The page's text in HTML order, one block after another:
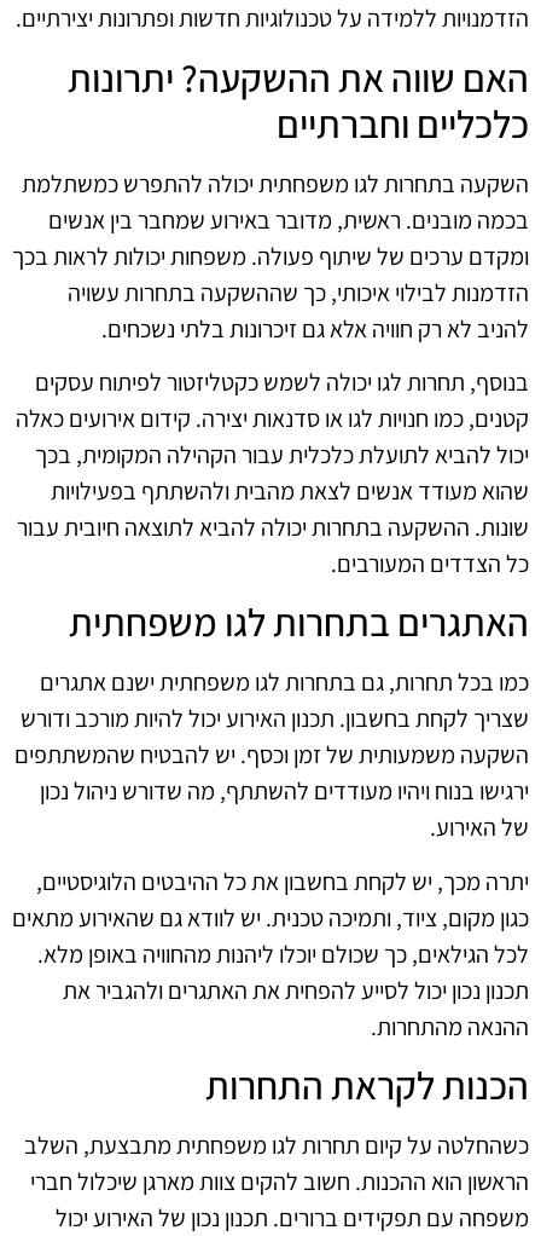
הזדמנויות ללמידה על טכנולוגיות חדשות ופתרונות יצירתיים.
האם שווה את ההשקעה? יתרונות
כלכליים וחברתיים
השקעה בתחרות לגו משפחתית יכולה להתפרש כמשתלמת
בכמה מובנים. ראשית, מדובר באירוע שמחבר בין אנשים
ומקדם ערכים של שיתוף פעולה. משפחות יכולות לראות בכך
הזדמנות לבילוי איכותי, כך שההשקעה בתחרות עשויה
להניב לא רק חוויה אלא גם זיכרונות בלתי נשכחים.
בנוסף, תחרות לגו יכולה לשמש כקטליזטור לפיתוח עסקים
קטנים, כמו חנויות לגו או סדנאות יצירה. קידום אירועים כאלה
יכול להביא לתועלת כלכלית עבור הקהילה המקומית, בכך
שהוא מעודד אנשים לצאת מהבית ולהשתתף בפעילויות
שונות. ההשקעה בתחרות יכולה להביא לתוצאה חיובית עבור
כל הצדדים המעורבים.
האתגרים בתחרות לגו משפחתית
כמו בכל תחרות, גם בתחרות לגו משפחתית ישנם אתגרים
שצריך לקחת בחשבון. תכנון האירוע יכול להיות מורכב ודורש
השקעה משמעותית של זמן וכסף. יש להבטיח שהמשתתפים
ירגישו בנוח ויהיו מעודדים להשתתף, מה שדורש ניהול נכון
של האירוע.
יתרה מכך, יש לקחת בחשבון את כל ההיבטים הלוגיסטיים,
כגון מקום, ציוד, ותמיכה טכנית. יש לוודא גם שהאירוע מתאים
לכל הגילאים, כך שכולם יוכלו ליהנות מהחוויה באופן מלא.
תכנון נכון יכול לסייע להפחית את האתגרים ולהגביר את
ההנאה מהתחרות.
הכנות לקראת התחרות
כשהחלטה על קיום תחרות לגו משפחתית מתבצעת, השלב
הראשון הוא ההכנות. חשוב להקים צוות מארגן שיכלול חברי
משפחה עם תפקידים ברורים. תכנון נכון של האירוע יכול